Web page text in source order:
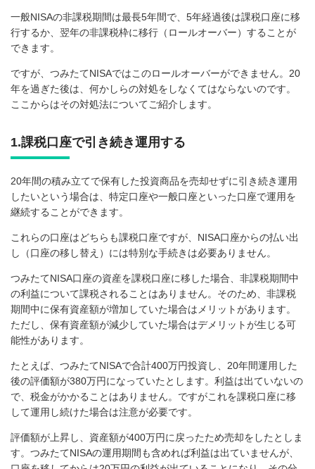
一般NISAの非課税期間は最長5年間で、5年経過後は課税口座に移
行するか、翌年の非課税枠に移行（ロールオーバー）することが
できます。
ですが、つみたてNISAではこのロールオーバーができません。20
年を過ぎた後は、何かしらの対処をしなくてはならないのです。
ここからはその対処法についてご紹介します。
1.課税口座で引き続き運用する
20年間の積み立てで保有した投資商品を売却せずに引き続き運用
したいという場合は、特定口座や一般口座といった口座で運用を
継続することができます。
これらの口座はどちらも課税口座ですが、NISA口座からの払い出
し（口座の移し替え）には特別な手続きは必要ありません。
つみたてNISA口座の資産を課税口座に移した場合、非課税期間中
の利益について課税されることはありません。そのため、非課税
期間中に保有資産額が増加していた場合はメリットがあります。
ただし、保有資産額が減少していた場合はデメリットが生じる可
能性があります。
たとえば、つみたてNISAで合計400万円投資し、20年間運用した
後の評価額が380万円になっていたとします。利益は出ていないの
で、税金がかかることはありません。ですがこれを課税口座に移
して運用し続けた場合は注意が必要です。
評価額が上昇し、資産額が400万円に戻ったため売却をしたとしま
す。つみたてNISAの運用期間も含めれば利益は出ていませんが、